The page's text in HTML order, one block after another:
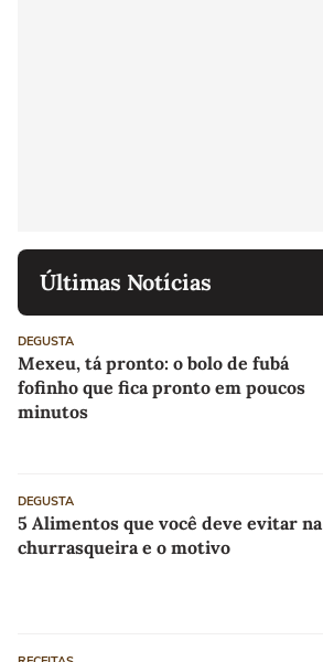
Últimas Notícias
DEGUSTA
Mexeu, tá pronto: o bolo de fubá
fofinho que fica pronto em poucos
minutos
DEGUSTA
5 Alimentos que você deve evitar na
churrasqueira e o motivo